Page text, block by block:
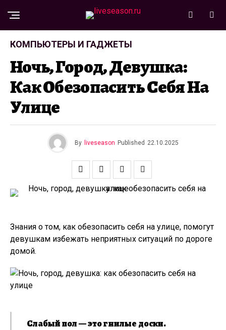
КОМПЬЮТЕРЫ И ГАДЖЕТЫ
Ночь, Город, Девушка:
Как Обезопасить Себя На
Улице
By liveseason Published 22.10.2025
Знания о том, как обезопасить себя на улице, помогут
девушкам избежать неприятных ситуаций по дороге
домой.
Слабый пол — это гнилые доски.